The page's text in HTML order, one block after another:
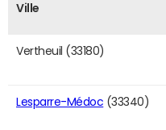
Ville
Vertheuil (33180)
Lesparre-Médoc (33340)